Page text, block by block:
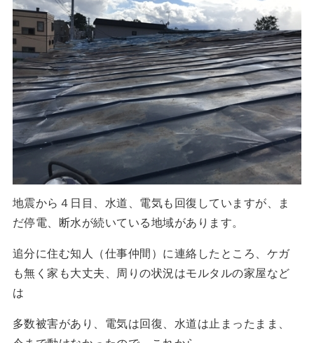
地震から４日目、水道、電気も回復していますが、ま
だ停電、断水が続いている地域があります。
追分に住む知人（仕事仲間）に連絡したところ、ケガ
も無く家も大丈夫、周りの状況はモルタルの家屋など
は
多数被害があり、電気は回復、水道は止まったまま、